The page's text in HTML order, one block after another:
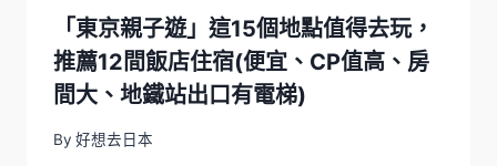
「東京親子遊」這15個地點值得去玩，
推薦12間飯店住宿(便宜、CP值高、房
間大、地鐵站出口有電梯)
By 好想去日本